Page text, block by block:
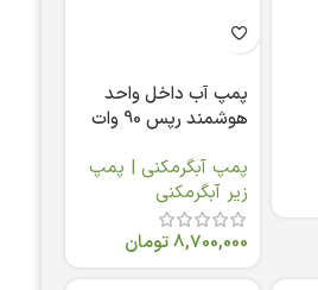
پمپ آب داخل واحد
هوشمند رپس 90 وات
پمپ آبگرمکنی | پمپ
زیر آبگرمکنی
8,700,000تومان